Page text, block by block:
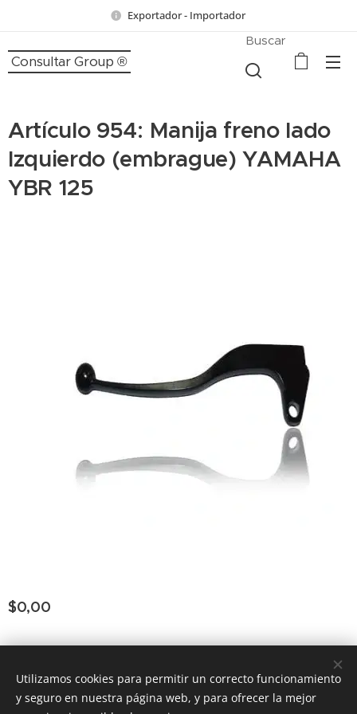
Exportador - Importador
Consultar Group ®
Buscar
Artículo 954: Manija freno lado
Izquierdo (embrague) YAMAHA
YBR 125
$0,00
Consultar Group ®Todoslos derechos reservados
Powered byWebnode Cookies
Utilizamos cookies para permitir un correcto funcionamiento
y seguro en nuestra página web, y para ofrecer la mejor